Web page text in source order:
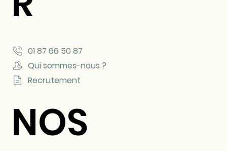
01 87 66 50 87
Qui sommes-nous ?
Recrutement
NOS